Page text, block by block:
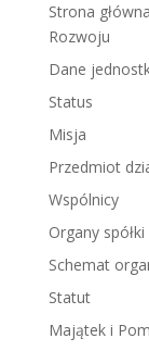
Strona
Rozwoju
Dane
Status
Misja
Przedmiot
Wspólnicy
Organy spółki
Schemat
Statut
Majątek i